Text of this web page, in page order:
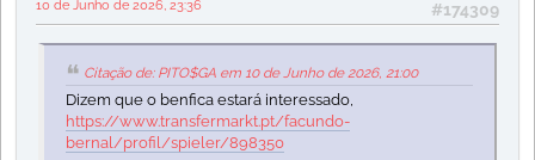
#174309
10 de Junho de 2026, 23:36
Citação de: PITO$GA em 10 de Junho de 2026, 21:00
Dizem que o benfica estará interessado,
https://www.transfermarkt.pt/facundo-
bernal/profil/spieler/898350